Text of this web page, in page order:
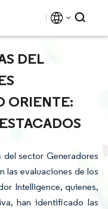
DEL
ORIENTE:
sector Generadores
las evaluaciones de los
Intelligence, quienes,
han identificado las